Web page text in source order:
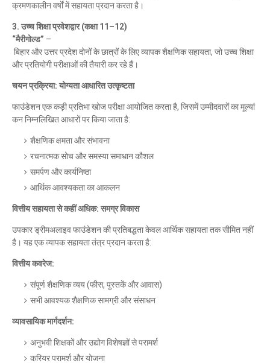
क्रमणकालीनवर्षोंमेंसहायताप्रदानकरताहै।
3. उच्चशिक्षाप्रवेशद्वार(कक्षा11–12)
“मैरीगोल्ड” –
बिहारऔरउत्तरप्रदेशदोनोंकेछात्रोंकेलिएव्यापकशैक्षणिकसहायता, जोउच्चशिक्षा
औरप्रतियोगीपरीक्षाओंकीतैयारीकररहेहैं।
चयनप्रक्रिया: योग्यताआधारितउत्कृष्टता
फाउंडेशनएककड़ीप्रतिभाखोजपरीक्षाआयोजितकरताहै, जिसमेंउम्मीदवारोंकामूल्यां
कननिम्नलिखितआधारोंपरकियाजाताहै:
शैक्षणिकक्षमताऔरसंभावना
रचनात्मकसोचऔरसमस्यासमाधानकौशल
समर्पणऔरकार्यनिष्ठा
आर्थिकआवश्यकताकाआकलन
वित्तीयसहायतासेकहींअधिक: समग्रविकास
उपकारड्रीमअलाइवफाउंडेशनकीप्रतिबद्धताकेवलआर्थिकसहायतातकसीमितनहीं
है। यहएकव्यापकसहायतातंत्रप्रदानकरताहै:
वित्तीयकवरेज:
संपूर्णशैक्षणिकव्यय(फीस, पुस्तकेंऔरआवास)
सभीआवश्यकशैक्षणिकसामग्रीऔरसंसाधन
व्यावसायिकमार्गदर्शन:
अनुभवीशिक्षकोंऔरउद्योगविशेषज्ञोंसेपरामर्श
करियरपरामर्शऔरयोजना